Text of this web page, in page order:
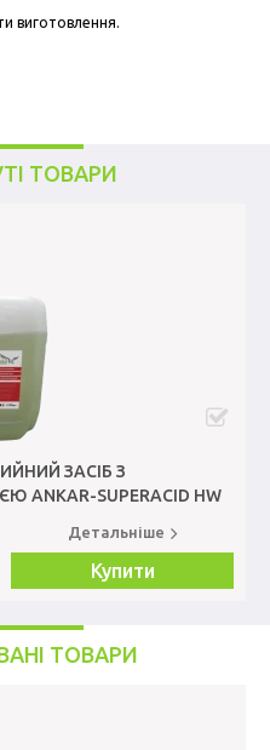
виготовлення.
ТОВАРИ
ЗАСІБ З
SUPERACID HW
Детальніше
Купити
ТОВАРИ